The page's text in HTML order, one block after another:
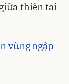
thiên tai
vùng ngập